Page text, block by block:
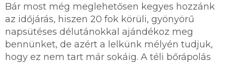
Bár most még meglehetősen kegyes hozzánk
az időjárás, hiszen 20 fok körüli, gyönyörű
napsütéses délutánokkal ajándékoz meg
bennünket, de azért a lelkünk mélyén tudjuk,
hogy ez nem tart már sokáig. A téli bőrápolás